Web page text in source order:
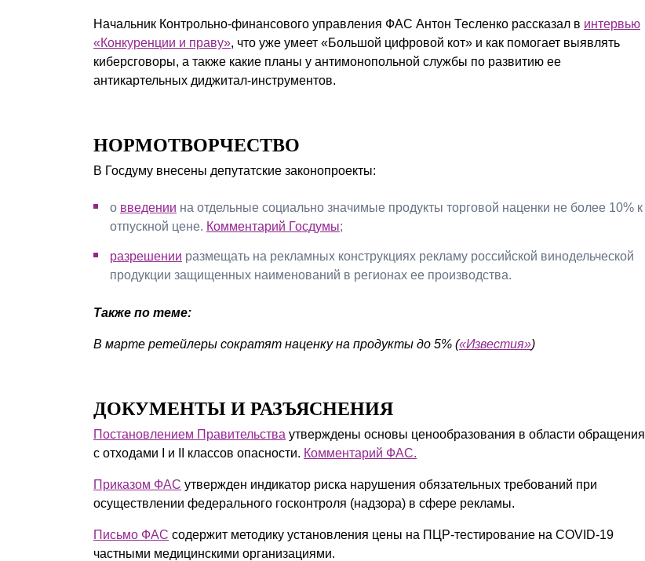
Начальник Контрольно-финансового управления ФАС Антон Тесленко рассказал в интервью
«Конкуренции и праву», что уже умеет «Большой цифровой кот» и как помогает выявлять
киберсговоры, а также какие планы у антимонопольной службы по развитию ее
антикартельных диджитал-инструментов.
НОРМОТВОРЧЕСТВО
В Госдуму внесены депутатские законопроекты:
о введении на отдельные социально значимые продукты торговой наценки не более 10% к
отпускной цене. Комментарий Госдумы;
разрешении размещать на рекламных конструкциях рекламу российской винодельческой
продукции защищенных наименований в регионах ее производства.
Также по теме:
В марте ретейлеры сократят наценку на продукты до 5% («Известия»)
ДОКУМЕНТЫ И РАЗЪЯСНЕНИЯ
Постановлением Правительства утверждены основы ценообразования в области обращения
с отходами I и II классов опасности. Комментарий ФАС.
Приказом ФАС утвержден индикатор риска нарушения обязательных требований при
осуществлении федерального госконтроля (надзора) в сфере рекламы.
Письмо ФАС содержит методику установления цены на ПЦР-тестирование на COVID-19
частными медицинскими организациями.